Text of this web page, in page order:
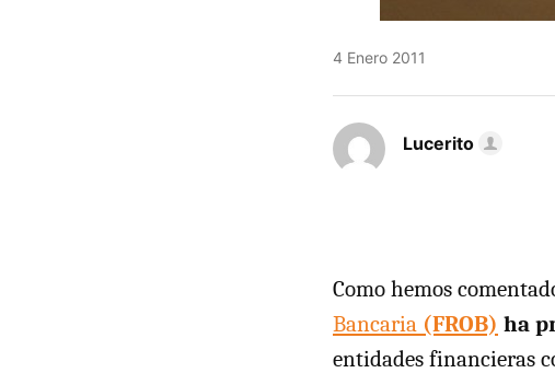
4 Enero 2011
Lucerito
Como hemos
Bancaria (FROB) ha
entidades financieras